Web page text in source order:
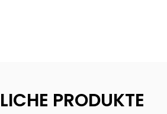
PRODUKTE